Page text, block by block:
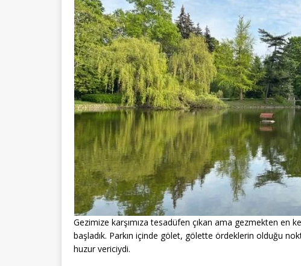
Gezimize karşımıza tesadüfen çıkan ama gezmekten en
başladık. Parkın içinde gölet, gölette ördeklerin olduğu
huzur vericiydi.